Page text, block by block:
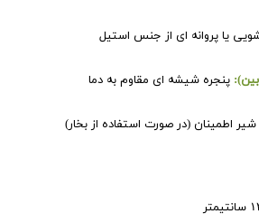
یا پروانه ای از جنس استیل
پنجره شیشه ای مقاوم به دما
شیر اطمینان (در صورت استفاده از بخار)